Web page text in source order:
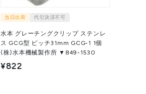
当日出荷 代引決済不可
水本 グレーチングクリップ ステンレ
ス GCG型 ピッチ31mm GCG-1 1個
(株)水本機械製作所 ▼849-1530
¥822